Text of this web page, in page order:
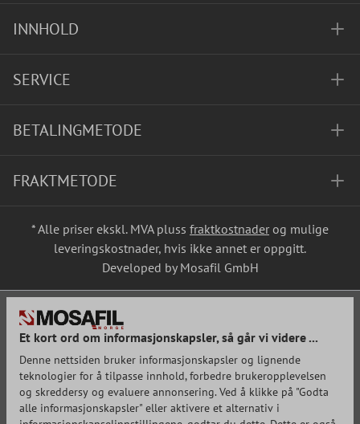
INNHOLD
SERVICE
BETALINGMETODE
FRAKTMETODE
* Alle priser ekskl. MVA pluss fraktkostnader og mulige
leveringskostnader, hvis ikke annet er oppgitt.
Developed by Mosafil GmbH
Et kort ord om informasjonskapsler, så går vi videre ...
Denne nettsiden bruker informasjonskapsler og lignende
teknologier for å tilpasse innhold, forbedre brukeropplevelsen
og skreddersy og evaluere annonsering. Ved å klikke på "Godta
alle informasjonskapsler" eller aktivere et alternativ i